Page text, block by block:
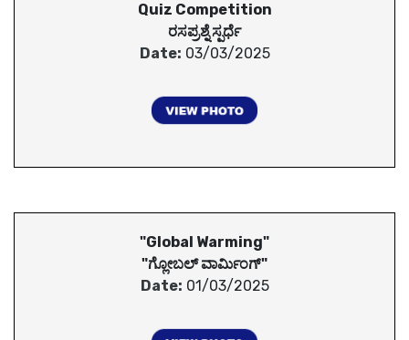
Quiz Competition
ರಸಪ್ರಶ್ನೆ ಸ್ಪರ್ಧೆ
Date: 03/03/2025
"Global Warming"
"ಗ್ಲೋಬಲ್ ವಾರ್ಮಿಂಗ್"
Date: 01/03/2025